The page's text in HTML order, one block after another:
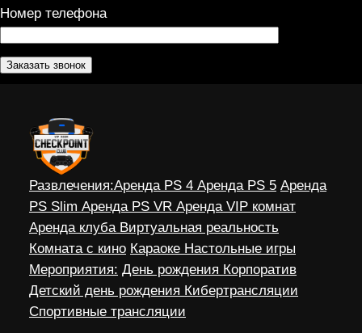
Номер телефона
Развлечения:Аренда PS 4 Аренда PS 5 Аренда
PS Slim Аренда PS VR Аренда VIP комнат
Аренда клуба Виртуальная реальность
Комната с кино Караоке Настольные игры
Мероприятия: День рождения Корпоратив
Детский день рождения Кибертрансляции
Спортивные трансляции